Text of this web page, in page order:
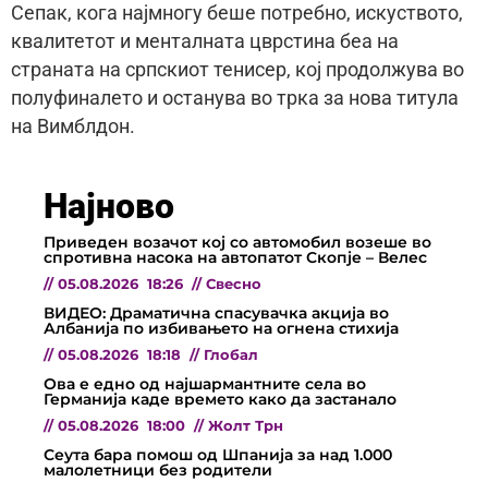
Сепак, кога најмногу беше потребно, искуството,
квалитетот и менталната цврстина беа на
страната на српскиот тенисер, кој продолжува во
полуфиналето и останува во трка за нова титула
на Вимблдон.
Најново
Приведен возачот кој со автомобил возеше во
спротивна насока на автопатот Скопје – Велес
// 05.08.2026 18:26 // Свесно
ВИДЕО: Драматична спасувачка акција во
Албанија по избивањето на огнена стихија
// 05.08.2026 18:18 // Глобал
Ова е едно од најшармантните села во
Германија каде времето како да застанало
// 05.08.2026 18:00 // Жолт Трн
Сеута бара помош од Шпанија за над 1.000
малолетници без родители